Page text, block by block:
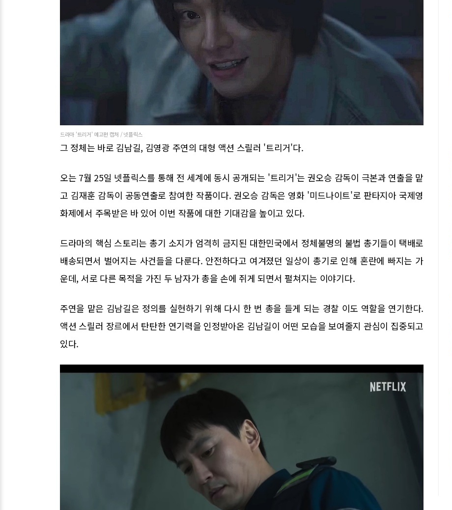
드라마 '트리거' 예고편 캡처 / 넷플릭스
그 정체는 바로 김남길, 김영광 주연의 대형 액션 스릴러 '트리거'다.
오는 7월 25일 넷플릭스를 통해 전 세계에 동시 공개되는 '트리거'는 권오승 감독이 극본과 연출을 맡
고 김재훈 감독이 공동연출로 참여한 작품이다. 권오승 감독은 영화 '미드나이트'로 판타지아 국제영
화제에서 주목받은 바 있어 이번 작품에 대한 기대감을 높이고 있다.
드라마의 핵심 스토리는 총기 소지가 엄격히 금지된 대한민국에서 정체불명의 불법 총기들이 택배로
배송되면서 벌어지는 사건들을 다룬다. 안전하다고 여겨졌던 일상이 총기로 인해 혼란에 빠지는 가
운데, 서로 다른 목적을 가진 두 남자가 총을 손에 쥐게 되면서 펼쳐지는 이야기다.
주연을 맡은 김남길은 정의를 실현하기 위해 다시 한 번 총을 들게 되는 경찰 이도 역할을 연기한다.
액션 스릴러 장르에서 탄탄한 연기력을 인정받아온 김남길이 어떤 모습을 보여줄지 관심이 집중되고
있다.